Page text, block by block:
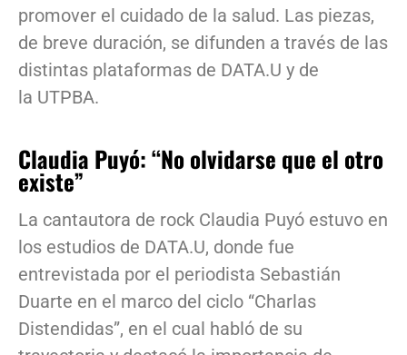
promover el cuidado de la salud. Las piezas,
de breve duración, se difunden a través de las
distintas plataformas de DATA.U y de
la UTPBA.
Claudia Puyó: “No olvidarse que el otro
existe”
La cantautora de rock Claudia Puyó estuvo en
los estudios de DATA.U, donde fue
entrevistada por el periodista Sebastián
Duarte en el marco del ciclo “Charlas
Distendidas”, en el cual habló de su